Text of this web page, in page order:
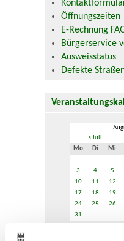
Öffnungszeiten
E-Rechnung
Bürgerservice
Ausweisstatus
Defekte
< Juli
Mo
Di Mi
3
4 5
10
11 12
17
18 19
24
25 26
31